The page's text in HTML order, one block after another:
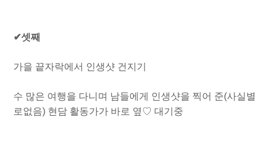
✔셋째
가을 끝자락에서 인생샷 건지기
수 많은 여행을 다니며 남들에게 인생샷을 찍어 준(사실별
로없음) 현담 활동가가 바로 옆♡ 대기중